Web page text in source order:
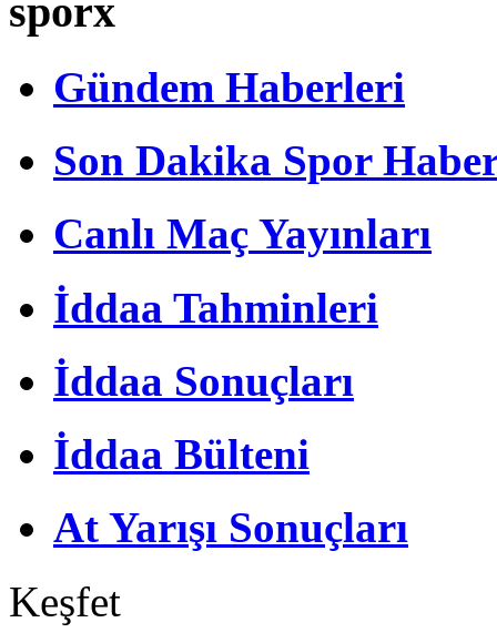
sporx
Gündem Haberleri
Son Dakika Spor
Canlı Maç Yayınları
İddaa Tahminleri
İddaa Sonuçları
İddaa Bülteni
At Yarışı Sonuçları
Keşfet